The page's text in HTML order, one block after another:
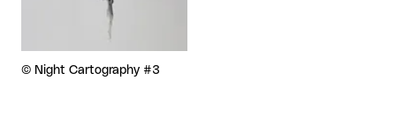
Droits réservés :
© Night Cartography #3